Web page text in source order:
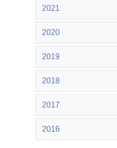
2021
2020
2019
2018
2017
2016